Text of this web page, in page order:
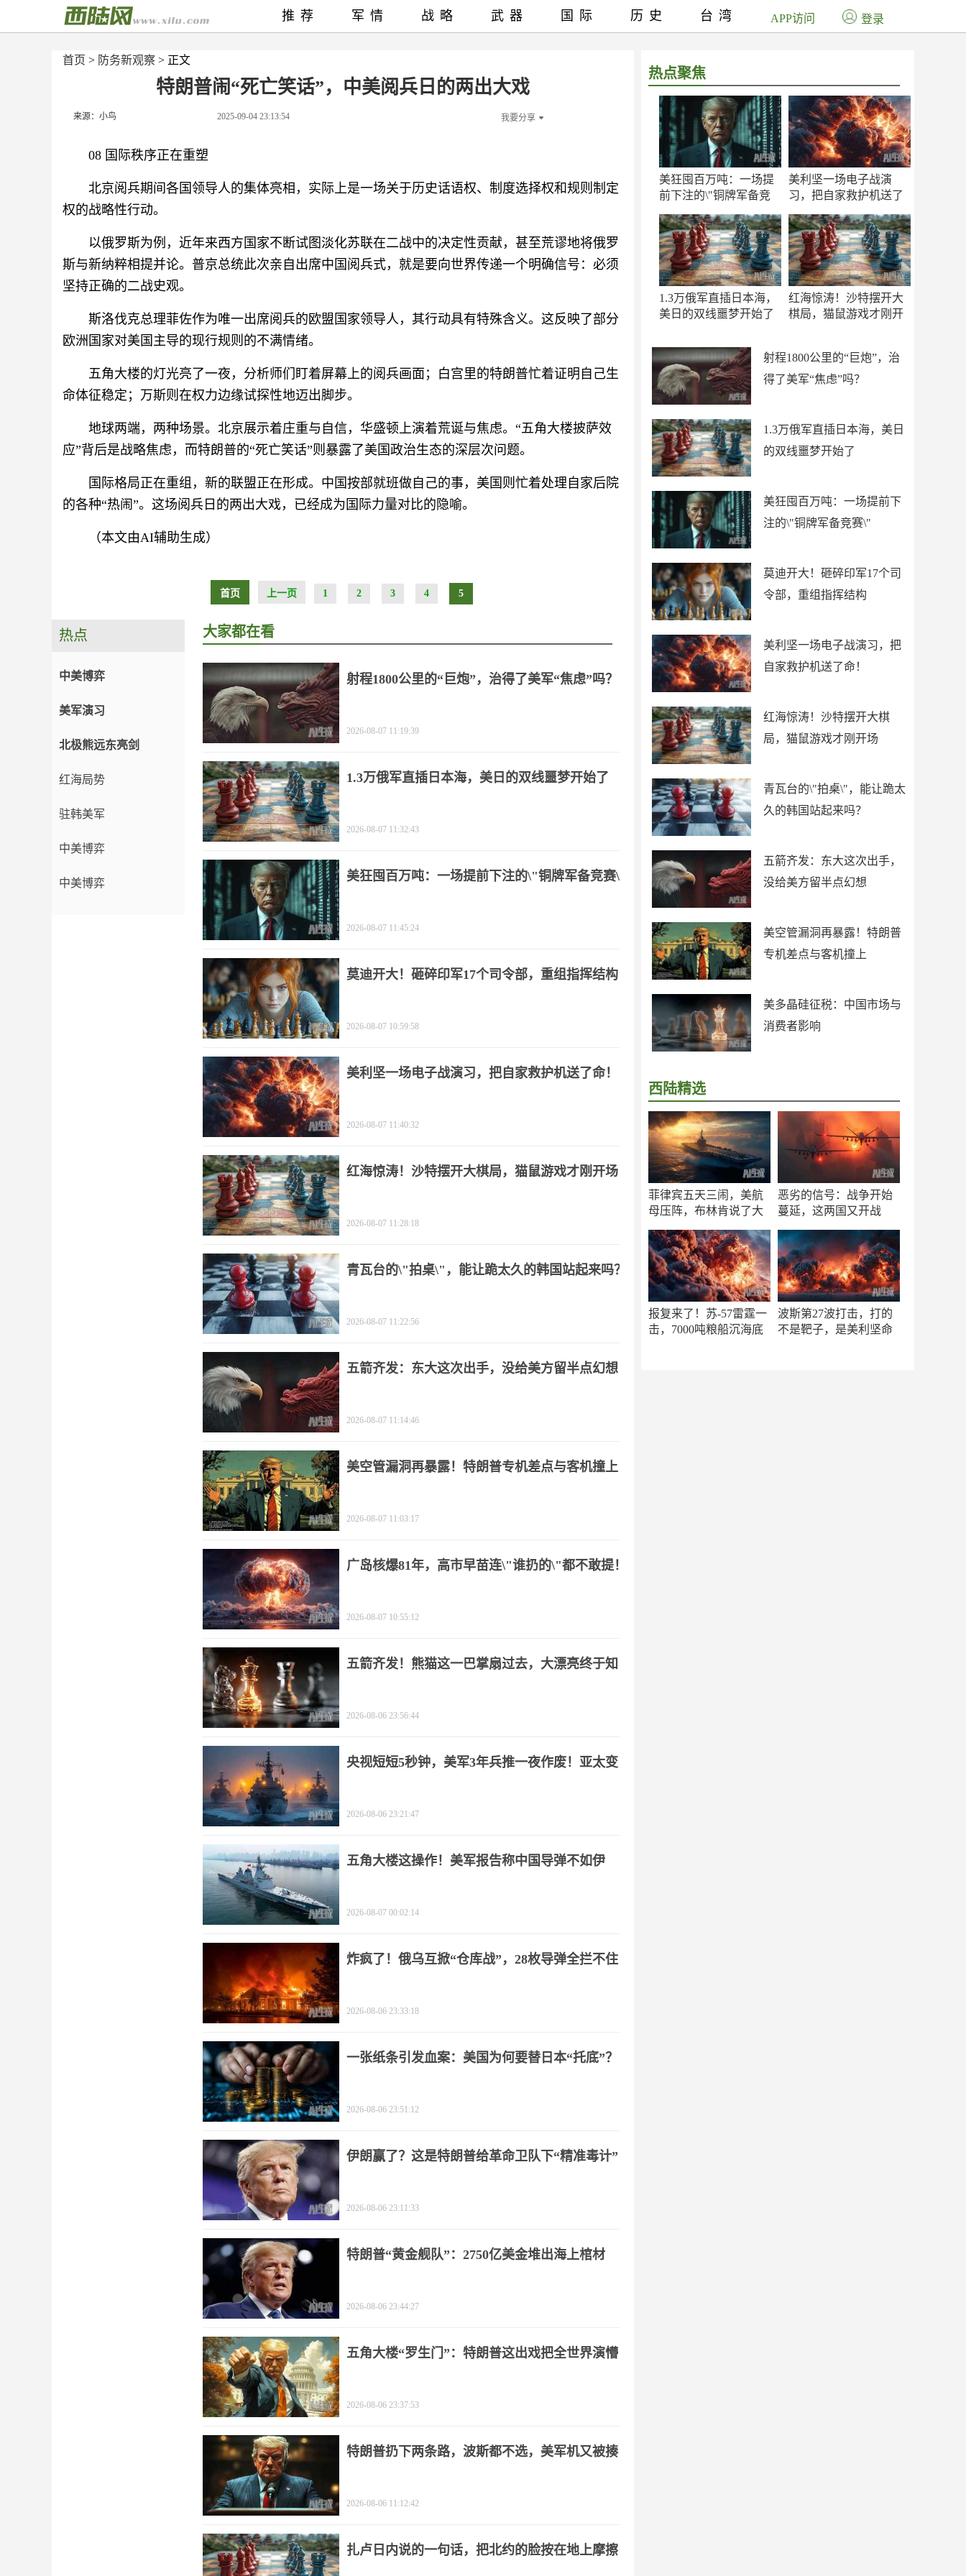
首页 > 防务新观察 > 正文
特朗普闹“死亡笑话”，中美阅兵日的两出大戏
来源：小鸟 2025-09-04 23:13:54 我要分享
08 国际秩序正在重塑
北京阅兵期间各国领导人的集体亮相，实际上是一场关于历史话语权、制度选择权和规则制定
权的战略性行动。
以俄罗斯为例，近年来西方国家不断试图淡化苏联在二战中的决定性贡献，甚至荒谬地将俄罗
斯与新纳粹相提并论。普京总统此次亲自出席中国阅兵式，就是要向世界传递一个明确信号：必须
坚持正确的二战史观。
斯洛伐克总理菲佐作为唯一出席阅兵的欧盟国家领导人，其行动具有特殊含义。这反映了部分
欧洲国家对美国主导的现行规则的不满情绪。
五角大楼的灯光亮了一夜，分析师们盯着屏幕上的阅兵画面；白宫里的特朗普忙着证明自己生
命体征稳定；万斯则在权力边缘试探性地迈出脚步。
地球两端，两种场景。北京展示着庄重与自信，华盛顿上演着荒诞与焦虑。“五角大楼披萨效
应”背后是战略焦虑，而特朗普的“死亡笑话”则暴露了美国政治生态的深层次问题。
国际格局正在重组，新的联盟正在形成。中国按部就班做自己的事，美国则忙着处理自家后院
的各种“热闹”。这场阅兵日的两出大戏，已经成为国际力量对比的隐喻。
（本文由AI辅助生成）
首页 上一页 1 2 3 4 5
热点聚焦
美狂囤百万吨：一场提
前下注的\"铜牌军备竞
美利坚一场电子战演
习，把自家救护机送了
1.3万俄军直插日本海，
美日的双线噩梦开始了
红海惊涛！沙特摆开大
棋局，猫鼠游戏才刚开
射程1800公里的“巨炮”，治
得了美军“焦虑”吗？
1.3万俄军直插日本海，美日
的双线噩梦开始了
美狂囤百万吨：一场提前下
注的\"铜牌军备竞赛\"
莫迪开大！砸碎印军17个司
令部，重组指挥结构
美利坚一场电子战演习，把
自家救护机送了命！
红海惊涛！沙特摆开大棋
局，猫鼠游戏才刚开场
青瓦台的\"拍桌\"，能让跪太
久的韩国站起来吗？
五箭齐发：东大这次出手，
没给美方留半点幻想
美空管漏洞再暴露！特朗普
专机差点与客机撞上
美多晶硅征税：中国市场与
消费者影响
西陆精选
菲律宾五天三闹，美航
母压阵，布林肯说了大
恶劣的信号：战争开始
蔓延，这两国又开战
报复来了！苏-57雷霆一
击，7000吨粮船沉海底
波斯第27波打击，打的
不是靶子，是美利坚命
推荐 军情 战略 武器 国际 历史 台湾 APP访问 登录
热点
中美博弈
美军演习
北极熊远东亮剑
红海局势
驻韩美军
中美博弈
中美博弈
大家都在看
射程1800公里的“巨炮”，治得了美军“焦虑”吗？
2026-08-07 11:19:39
1.3万俄军直插日本海，美日的双线噩梦开始了
2026-08-07 11:32:43
美狂囤百万吨：一场提前下注的\"铜牌军备竞赛\"
2026-08-07 11:45:24
莫迪开大！砸碎印军17个司令部，重组指挥结构
2026-08-07 10:59:58
美利坚一场电子战演习，把自家救护机送了命！
2026-08-07 11:40:32
红海惊涛！沙特摆开大棋局，猫鼠游戏才刚开场
2026-08-07 11:28:18
青瓦台的\"拍桌\"，能让跪太久的韩国站起来吗？
2026-08-07 11:22:56
五箭齐发：东大这次出手，没给美方留半点幻想
2026-08-07 11:14:46
美空管漏洞再暴露！特朗普专机差点与客机撞上
2026-08-07 11:03:17
广岛核爆81年，高市早苗连\"谁扔的\"都不敢提！
2026-08-07 10:55:12
五箭齐发！熊猫这一巴掌扇过去，大漂亮终于知
2026-08-06 23:56:44
央视短短5秒钟，美军3年兵推一夜作废！亚太变
2026-08-06 23:21:47
五角大楼这操作！美军报告称中国导弹不如伊
2026-08-07 00:02:14
炸疯了！俄乌互掀“仓库战”，28枚导弹全拦不住
2026-08-06 23:33:18
一张纸条引发血案：美国为何要替日本“托底”？
2026-08-06 23:51:12
伊朗赢了？这是特朗普给革命卫队下“精准毒计”
2026-08-06 23:11:33
特朗普“黄金舰队”：2750亿美金堆出海上棺材
2026-08-06 23:44:27
五角大楼“罗生门”：特朗普这出戏把全世界演懵
2026-08-06 23:37:53
特朗普扔下两条路，波斯都不选，美军机又被揍
2026-08-06 11:12:42
扎卢日内说的一句话，把北约的脸按在地上摩擦